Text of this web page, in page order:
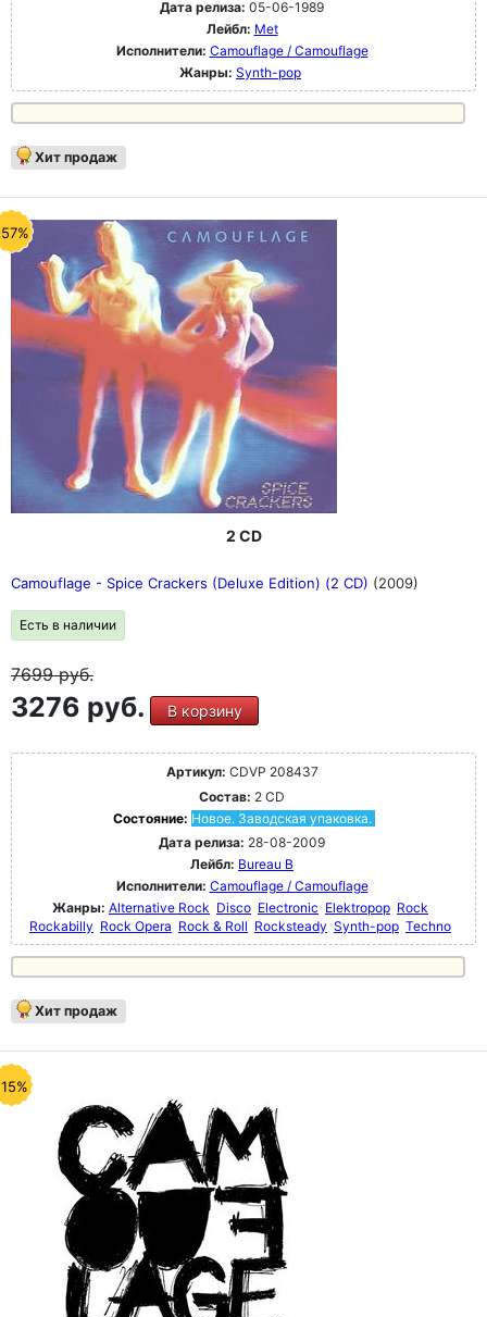
Дата релиза: 05-06-1989
Лейбл: Met
Исполнители: Camouflage / Camouflage
Жанры: Synth-pop
Хит продаж
2 CD
Camouflage - Spice Crackers (Deluxe Edition) (2 CD) (2009)
Есть в наличии
7699руб.
3276 руб. В корзину
Артикул: CDVP 208437
Состав: 2 CD
Состояние: Новое. Заводская упаковка.
Дата релиза: 28-08-2009
Лейбл: Bureau B
Исполнители: Camouflage / Camouflage
Жанры: Alternative Rock Disco Electronic Elektropop Rock
Rockabilly Rock Opera Rock & Roll Rocksteady Synth-pop Techno
Хит продаж